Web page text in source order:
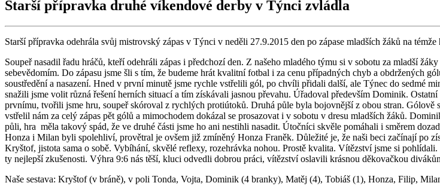
Starší přípravka druhé víkendové derby v Týnci zvládla
Starší přípravka odehrála svůj mistrovský zápas v Týnci v neděli 27.9.2015 den po zápase mladších žáků na témže
Soupeř nasadil řadu hráčů, kteří odehráli zápas i předchozí den. Z našeho mladého týmu si v sobotu za mladší
sebevědomím. Do zápasu jsme šli s tím, že budeme hrát kvalitní fotbal i za cenu případných chyb a obdržených
soustředění a nasazení. Hned v první minutě jsme rychle vstřelili gól, po chvíli přidali další, ale Týnec do sedmé
snažili jsme volit různá řešení herních situací a tím získávali jasnou převahu. Úřadoval především Dominik.
prvnímu, tvořili jsme hru, soupeř skóroval z rychlých protiútoků. Druhá půle byla bojovnější z obou stran.
vstřelil nám za celý zápas pět gólů a mimochodem dokázal se prosazovat i v sobotu v dresu mladších žáků.
půli, hra měla takový spád, že ve druhé části jsme ho ani nestihli nasadit. Útočníci skvěle pomáhali i směrem
Honza i Milan byli spolehliví, provětral je ovšem již zmíněný Honza Franěk. Důležité je, že naši beci začínají po
Kryštof, jistota sama o sobě. Vybíhání, skvělé reflexy, rozehrávka nohou. Prostě kvalita. Vítězství jsme si
ty nejlepší zkušenosti. Výhra 9:6 nás těší, kluci odvedli dobrou práci, vítězství oslavili krásnou děkovačkou
Naše sestava: Kryštof (v bráně), v poli Tonda, Vojta, Dominik (4 branky), Matěj (4), Tobiáš (1), Honza, Filip,